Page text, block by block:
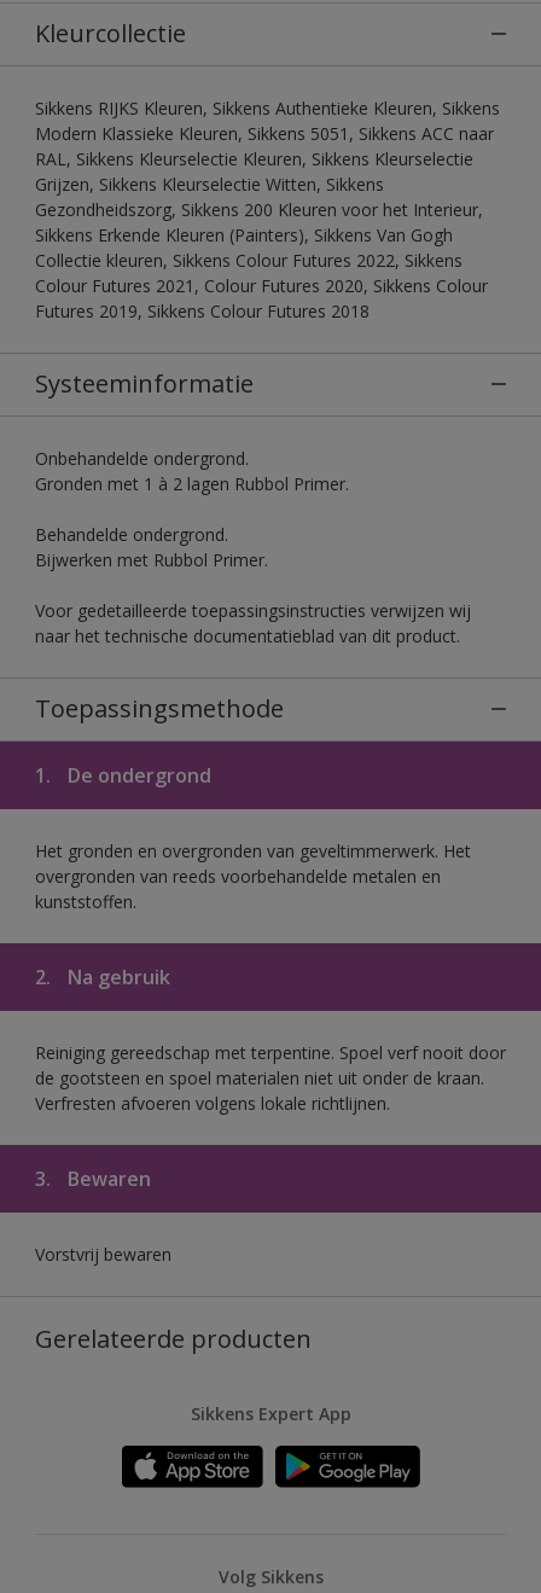
Kleurcollectie
Sikkens RIJKS Kleuren, Sikkens Authentieke Kleuren, Sikkens
Modern Klassieke Kleuren, Sikkens 5051, Sikkens ACC naar
RAL, Sikkens Kleurselectie Kleuren, Sikkens Kleurselectie
Grijzen, Sikkens Kleurselectie Witten, Sikkens
Gezondheidszorg, Sikkens 200 Kleuren voor het Interieur,
Sikkens Erkende Kleuren (Painters), Sikkens Van Gogh
Collectie kleuren, Sikkens Colour Futures 2022, Sikkens
Colour Futures 2021, Colour Futures 2020, Sikkens Colour
Futures 2019, Sikkens Colour Futures 2018
Systeeminformatie
Onbehandelde ondergrond.
Gronden met 1 à 2 lagen Rubbol Primer.
Behandelde ondergrond.
Bijwerken met Rubbol Primer.
Voor gedetailleerde toepassingsinstructies verwijzen wij
naar het technische documentatieblad van dit product.
Toepassingsmethode
1. De ondergrond
Het gronden en overgronden van geveltimmerwerk. Het
overgronden van reeds voorbehandelde metalen en
kunststoffen.
2. Na gebruik
Reiniging gereedschap met terpentine. Spoel verf nooit door
de gootsteen en spoel materialen niet uit onder de kraan.
Verfresten afvoeren volgens lokale richtlijnen.
3. Bewaren
Vorstvrij bewaren
Gerelateerde producten
Sikkens Expert App
Volg Sikkens